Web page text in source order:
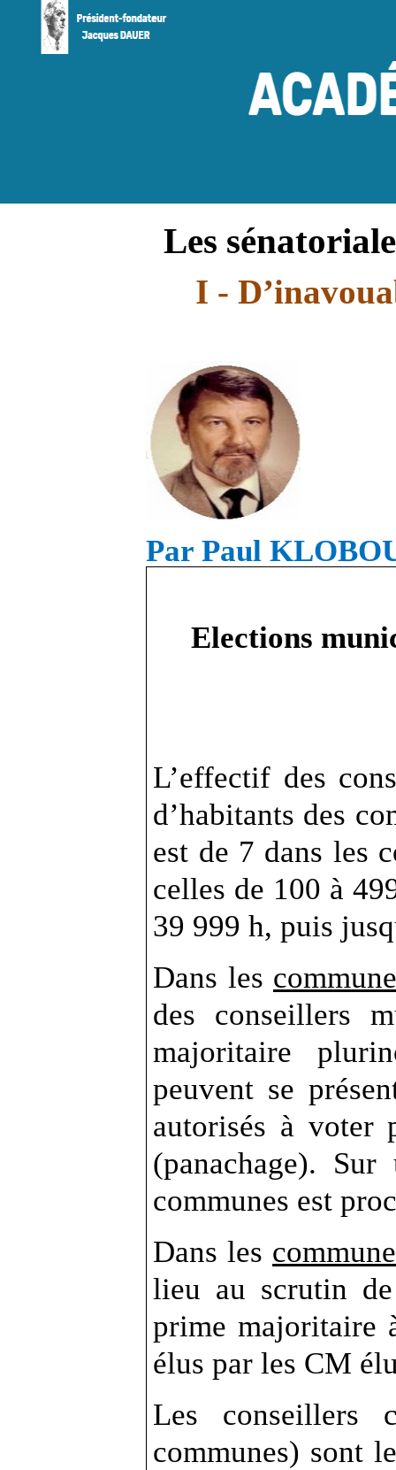
Les
I -
Par Paul
Elections
L’effectif des
d’habitants des
est de 7 dans les
celles de 100 à
39 999 h, puis
Dans les
des conseillers
majoritaire
peuvent se
autorisés à voter
(panachage).
communes est
Dans les
lieu au scrutin
prime majoritaire
élus par les CM
Les conseillers
communes) sont